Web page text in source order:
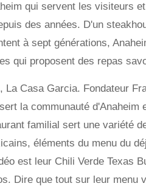
qui servent les visiteurs
des années. D'un
à sept générations,
qui proposent des repas
La Casa Garcia. Fondateur
la communauté d'Anaheim
familial sert une variété
éléments du menu du
est leur Chili Verde Texas
Dire que tout sur leur menu